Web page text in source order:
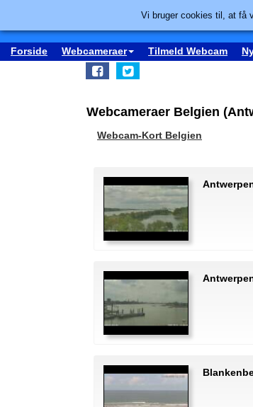
Forside Webcameraer Tilmeld Webcam
Webcameraer Belgien
Webcam-Kort Belgien
Vi bruger cookies til, at få